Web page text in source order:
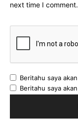
next time I comment.
Beritahu saya
Beritahu saya